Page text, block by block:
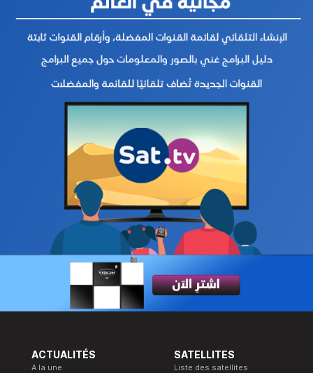
ACTUALITÉS
A la une
SATELLITES
Liste des satellites